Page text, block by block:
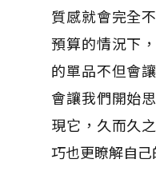
質感就會完全
預算的情況下
的單品不但會
會讓我們開始
現它，久而久
巧也更瞭解自己